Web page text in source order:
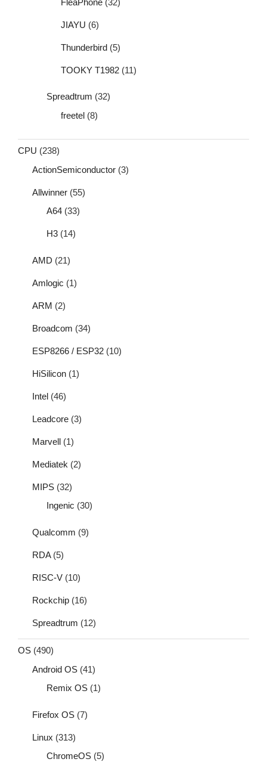
FleaPhone (32)
JIAYU (6)
Thunderbird (5)
TOOKY T1982 (11)
Spreadtrum (32)
freetel (8)
CPU (238)
ActionSemiconductor (3)
Allwinner (55)
A64 (33)
H3 (14)
AMD (21)
Amlogic (1)
ARM (2)
Broadcom (34)
ESP8266 / ESP32 (10)
HiSilicon (1)
Intel (46)
Leadcore (3)
Marvell (1)
Mediatek (2)
MIPS (32)
Ingenic (30)
Qualcomm (9)
RDA(5)
RISC-V (10)
Rockchip (16)
Spreadtrum (12)
OS (490)
Android OS (41)
Remix OS (1)
Firefox OS (7)
Linux (313)
ChromeOS (5)